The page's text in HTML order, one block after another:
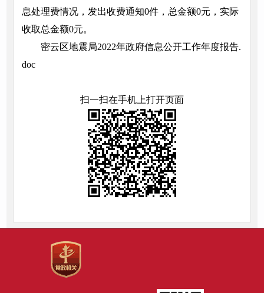
息处理费情况，发出收费通知0件，总金额0元，实际
收取总金额0元。
密云区地震局2022年政府信息公开工作年度报告.
doc
扫一扫在手机上打开页面